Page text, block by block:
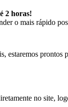
2 horas!
o mais rápido
estaremos prontos
no site,